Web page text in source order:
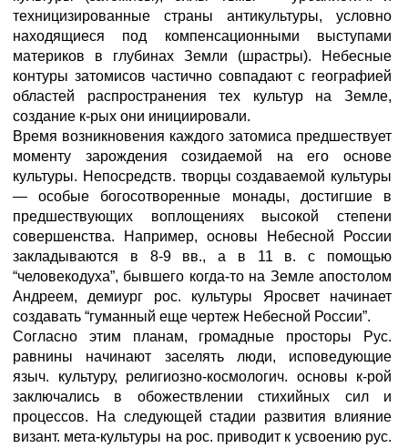
техницизированные страны антикультуры, условно
находящиеся под компенсационными выступами
материков в глубинах Земли (шрастры). Небесные
контуры затомисов частично совпадают с географией
областей распространения тех культур на Земле,
создание к-рых они инициировали.
Время возникновения каждого затомиса предшествует
моменту зарождения созидаемой на его основе
культуры. Непосредств. творцы создаваемой культуры
— особые богосотворенные монады, достигшие в
предшествующих воплощениях высокой степени
совершенства. Например, основы Небесной России
закладываются в 8-9 вв., а в 11 в. с помощью
“человекодуха”, бывшего когда-то на Земле апостолом
Андреем, демиург рос. культуры Яросвет начинает
создавать “гуманный еще чертеж Небесной России”.
Согласно этим планам, громадные просторы Рус.
равнины начинают заселять люди, исповедующие
языч. культуру, религиозно-космологич. основы к-рой
заключались в обожествлении стихийных сил и
процессов. На следующей стадии развития влияние
визант. мета-культуры на рос. приводит к усвоению рус.